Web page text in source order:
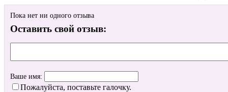
Пока нет ни одного отзыва
Оставить свой отзыв:
Ваше имя:
Пожалуйста, поставьте галочку.